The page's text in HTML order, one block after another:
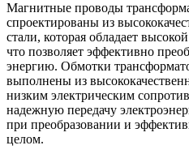
Магнитные проводы
спроектированы из
стали, которая обладает
что позволяет эффективно
энергию. Обмотки
выполнены из
низким электрическим
надежную передачу
при преобразовании и
целом.